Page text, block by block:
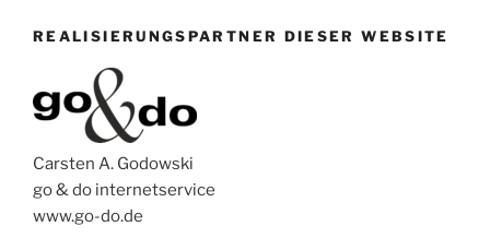
REALISIERUNGSPARTNER DIESER WEBSITE
Carsten A. Godowski
go & do internetservice
www.go-do.de